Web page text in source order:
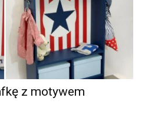
z motywem